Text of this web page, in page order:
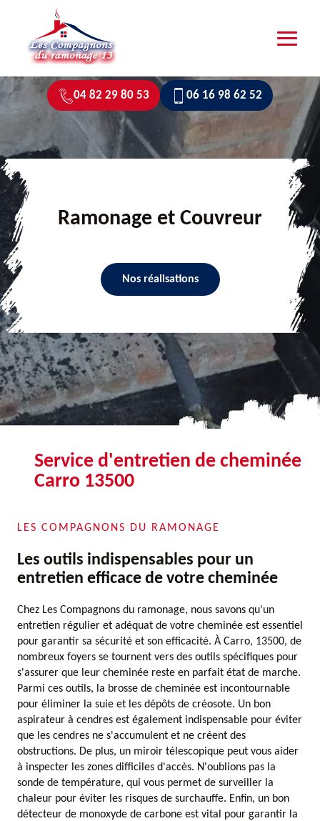
04 82 29 80 53 06 16 98 62 52
Ramonage et Couvreur
Nos réalisations
Service d'entretien de cheminée
Carro 13500
LES COMPAGNONS DU RAMONAGE
Les outils indispensables pour un
entretien efficace de votre cheminée
Chez Les Compagnons du ramonage, nous savons qu'un
entretien régulier et adéquat de votre cheminée est essentiel
pour garantir sa sécurité et son efficacité. À Carro, 13500, de
nombreux foyers se tournent vers des outils spécifiques pour
s'assurer que leur cheminée reste en parfait état de marche.
Parmi ces outils, la brosse de cheminée est incontournable
pour éliminer la suie et les dépôts de créosote. Un bon
aspirateur à cendres est également indispensable pour éviter
que les cendres ne s'accumulent et ne créent des
obstructions. De plus, un miroir télescopique peut vous aider
à inspecter les zones difficiles d'accès. N'oublions pas la
sonde de température, qui vous permet de surveiller la
chaleur pour éviter les risques de surchauffe. Enfin, un bon
détecteur de monoxyde de carbone est vital pour garantir la